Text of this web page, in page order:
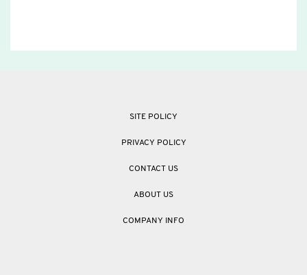
SITE POLICY
PRIVACY POLICY
CONTACT US
ABOUT US
COMPANY INFO